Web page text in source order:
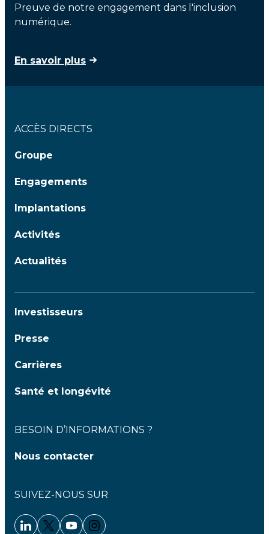
Preuve de notre engagement dans l'inclusion
numérique.
En savoir plus
ACCÈS DIRECTS
Groupe
Engagements
Implantations
Activités
Actualités
Investisseurs
Presse
Carrières
Santé et longévité
BESOIN D’INFORMATIONS ?
Nous contacter
SUIVEZ-NOUS SUR